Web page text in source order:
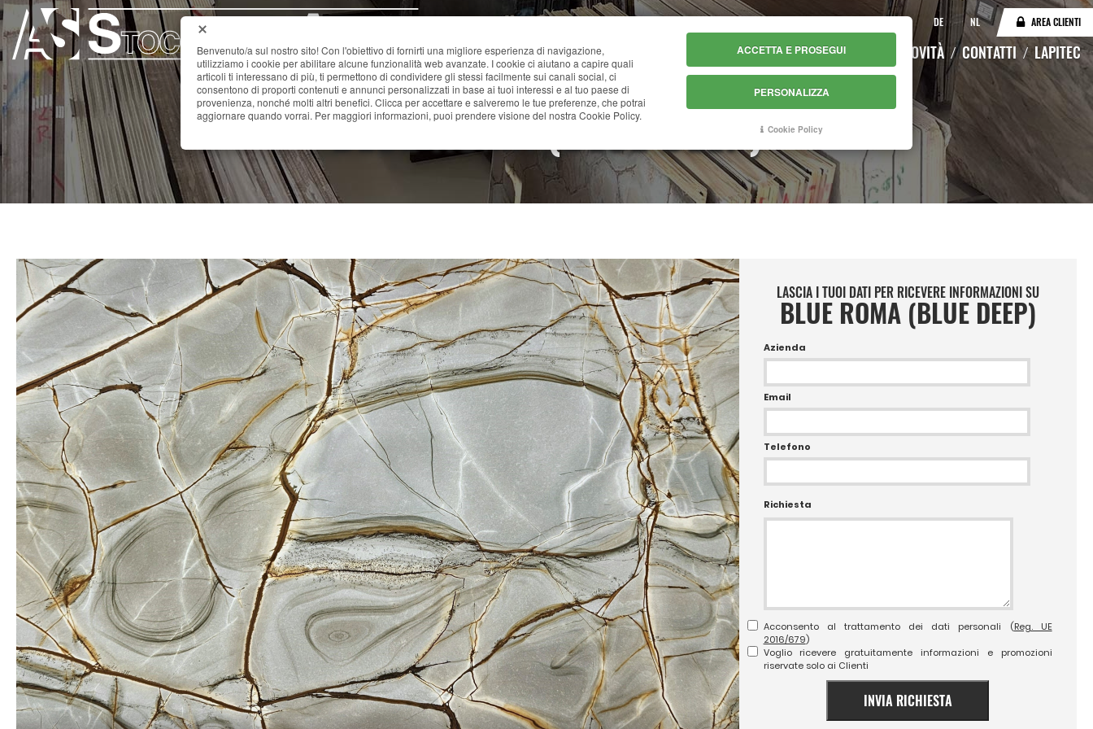
EN DE NL AREA CLIENTI
HOME CATALOGO MAGAZZINO ONLINE NOVITÀ CONTATTI LAPITEC
BLUE ROMA (BLUE DEEP)
LASCIA I TUOI DATI PER RICEVERE INFORMAZIONI SU
BLUE ROMA (BLUE DEEP)
Azienda
Email
Telefono
Richiesta
Acconsento al trattamento dei dati personali (Reg. UE
2016/679)
Voglio ricevere gratuitamente informazioni e promozioni
riservate solo ai Clienti
INVIA RICHIESTA
Benvenuto/a sul nostro sito! Con l'obiettivo di fornirti una migliore esperienza di navigazione,
utilizziamo i cookie per abilitare alcune funzionalità web avanzate. I cookie ci aiutano a capire quali
articoli ti interessano di più, ti permettono di condividere gli stessi facilmente sui canali social, ci
consentono di proporti contenuti e annunci personalizzati in base ai tuoi interessi e al tuo paese di
provenienza, nonché molti altri benefici. Clicca per accettare e salveremo le tue preferenze, che potrai
aggiornare quando vorrai. Per maggiori informazioni, puoi prendere visione del nostra Cookie Policy.
ACCETTA E PROSEGUI
PERSONALIZZA
Cookie Policy